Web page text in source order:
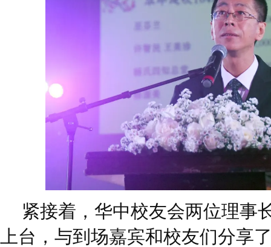
紧接着，华中校友会两位理
上台，与到场嘉宾和校友们分享